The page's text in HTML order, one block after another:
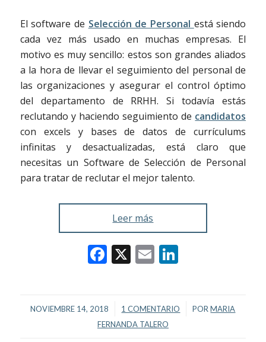
El software de Selección de Personal está siendo
cada vez más usado en muchas empresas. El
motivo es muy sencillo: estos son grandes aliados
a la hora de llevar el seguimiento del personal de
las organizaciones y asegurar el control óptimo
del departamento de RRHH. Si todavía estás
reclutando y haciendo seguimiento de candidatos
con excels y bases de datos de currículums
infinitas y desactualizadas, está claro que
necesitas un Software de Selección de Personal
para tratar de reclutar el mejor talento.
Leer más
Facebook
X EmailLinkedIn
NOVIEMBRE 14, 2018
/ 1 COMENTARIO
/ PORMARIA
FERNANDA TALERO